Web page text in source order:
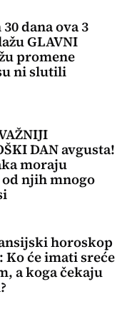
dana ova 3
GLAVNI
promene
ni slutili
DAN avgusta!
moraju
njih mnogo
horoskop
Ko će imati sreće
a koga čekaju